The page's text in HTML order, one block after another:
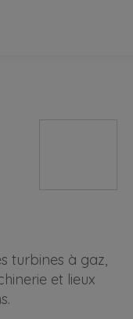
turbines à gaz,
et lieux